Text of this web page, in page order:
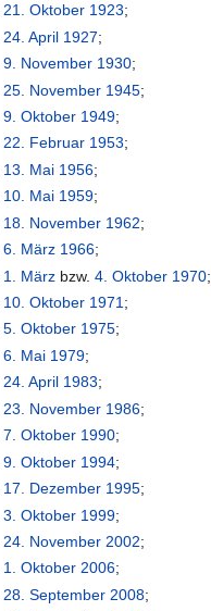
21. Oktober 1923;
24. April 1927;
9. November 1930;
25. November 1945;
9. Oktober 1949;
22. Februar 1953;
13. Mai 1956;
10. Mai 1959;
18. November 1962;
6. März 1966;
1. März bzw.4. Oktober 1970;
10. Oktober 1971 ;
5. Oktober 1975;
6. Mai 1979;
24. April 1983;
23. November 1986;
7. Oktober 1990;
9. Oktober 1994;
17. Dezember 1995;
3. Oktober 1999;
24. November 2002;
1. Oktober 2006;
28. September 2008;